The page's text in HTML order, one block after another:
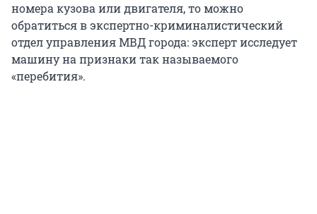
номера кузова или двигателя, то можно
обратиться в экспертно-криминалистический
отдел управления МВД города: эксперт исследует
машину на признаки так называемого
«перебития».